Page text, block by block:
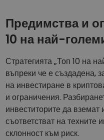
Предимства и
10 на най-
Стратегията „Топ 10 на
въпреки че е създадена,
на инвестиране в
и ограничения.
инвеститорите да
съответстват на техните
склонност към риск.